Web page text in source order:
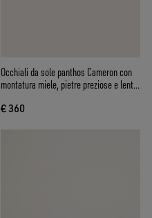
Occhiali da sole panthos Cameron con
montatura miele, pietre preziose e lenti
€ 360